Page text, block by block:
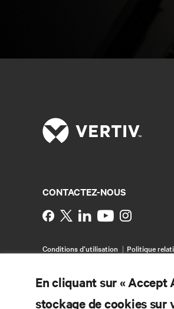
CONTACTEZ-NOUS
Instagram
Conditions d’utilisation
Politique
©2026 Vertiv Group Corp. Tous droits
En cliquant sur « Accept
stockage de cookies sur